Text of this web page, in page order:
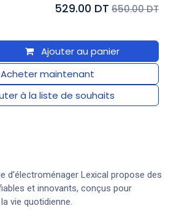
Ajouter au panier
Acheter maintenant
à la liste de souhaits
529.00 DT 650.00 DT
d’électroménager Lexical propose des
et innovants, conçus pour
vie quotidienne.